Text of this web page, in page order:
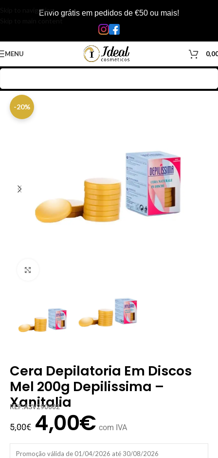
Skip to navigationEnvio grátis em pedidos de €50 ou mais!
MENU
-20%
Cera Depilatoria Em Discos
Mel 200g Depilissima –
Xanitalia
REF:ASV290002
5,00€ 4,00€ com IVA
Promoção válida de 01/04/2026 até 30/08/2026